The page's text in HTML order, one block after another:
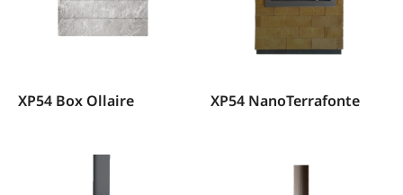
XP54 Box Ollaire XP54 NanoTerrafonte